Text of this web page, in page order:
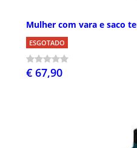
Mulher com vara e saco
ESGOTADO
€ 67,90